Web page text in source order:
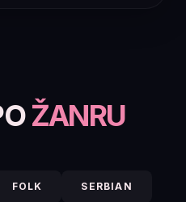
ŽANRU
FOLK SERBIAN